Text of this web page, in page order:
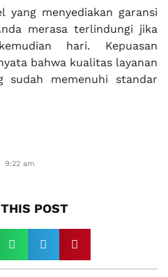
yang menyediakan garansi
merasa terlindungi jika
hari. Kepuasan
bahwa kualitas layanan
sudah memenuhi standar
9:22 am
POST​